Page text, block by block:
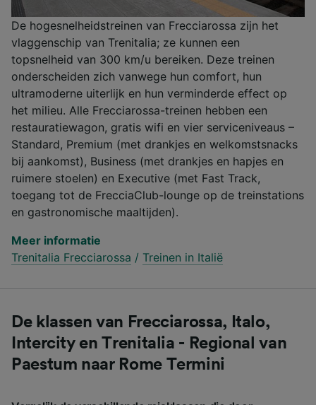
De hogesnelheidstreinen van Frecciarossa zijn het
vlaggenschip van Trenitalia; ze kunnen een
topsnelheid van 300 km/u bereiken. Deze treinen
onderscheiden zich vanwege hun comfort, hun
ultramoderne uiterlijk en hun verminderde effect op
het milieu. Alle Frecciarossa-treinen hebben een
restauratiewagon, gratis wifi en vier serviceniveaus –
Standard, Premium (met drankjes en welkomstsnacks
bij aankomst), Business (met drankjes en hapjes en
ruimere stoelen) en Executive (met Fast Track,
toegang tot de FrecciaClub-lounge op de treinstations
en gastronomische maaltijden).
Meer informatie
Trenitalia Frecciarossa / Treinen in Italië
De klassen van Frecciarossa, Italo,
Intercity en Trenitalia - Regional van
Paestum naar Rome Termini